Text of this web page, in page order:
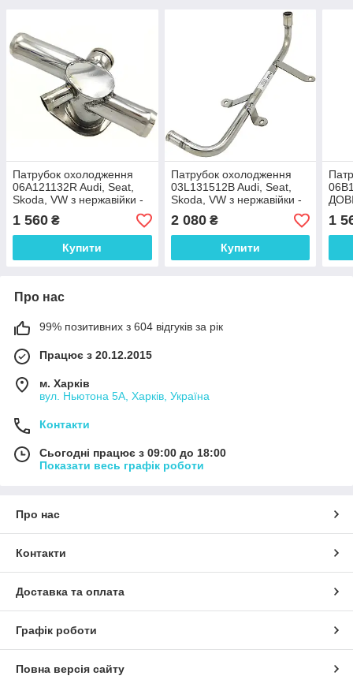
Патрубок охолодження
06A121132R Audi, Seat,
Skoda, VW з нержавійки -
ДОВІЧНА ГАРАНТІЯ
1 560 ₴
Купити
Патрубок охолодження
03L131512B Audi, Seat,
Skoda, VW з нержавійки -
ДОВІЧНА ГАРАНТІЯ
2 080₴
Купити
1
Про нас
99% позитивних з 604 відгуків за рік
Працює з 20.12.2015
м. Харків
вул. Ньютона 5А, Харків, Україна
Контакти
Сьогодні працює з 09:00 до 18:00
Показати весь графік роботи
Про нас
Контакти
Доставка та оплата
Графік роботи
Повна версія сайту